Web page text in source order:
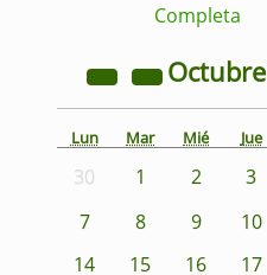
Completa
Octubre
Lun Mar Mié Jue
30 1 2 3
7
8 9 10
14
15 16 17